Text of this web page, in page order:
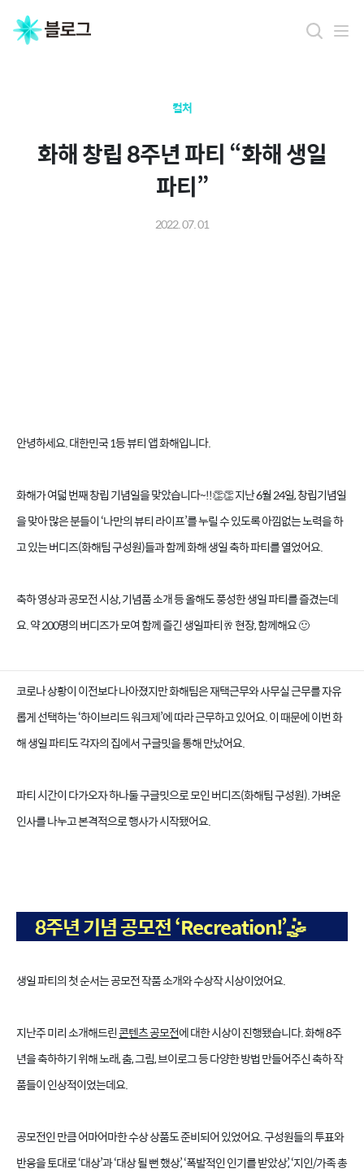
컬처
화해 창립 8주년 파티 “화해 생일
파티”
2022. 07. 01
안녕하세요. 대한민국 1등 뷰티 앱 화해입니다.
화해가 여덟 번째 창립 기념일을 맞았습니다~!!👏👏 지난 6월 24일, 창립기념일
을 맞아 많은 분들이 ‘나만의 뷰티 라이프’를 누릴 수 있도록 아낌없는 노력을 하
고 있는 버디즈(화해팀 구성원)들과 함께 화해 생일 축하 파티를 열었어요.
축하 영상과 공모전 시상, 기념품 소개 등 올해도 풍성한 생일 파티를 즐겼는데
요. 약 200명의 버디즈가 모여 함께 즐긴 생일파티🥂 현장, 함께해요 🙂
코로나 상황이 이전보다 나아졌지만 화해팀은 재택근무와 사무실 근무를 자유
롭게 선택하는 ‘하이브리드 워크제’에 따라 근무하고 있어요. 이 때문에 이번 화
해 생일 파티도 각자의 집에서 구글밋을 통해 만났어요.
파티 시간이 다가오자 하나둘 구글밋으로 모인 버디즈(화해팀 구성원). 가벼운
인사를 나누고 본격적으로 행사가 시작됐어요.
8주년 기념 공모전 ‘Recreation!’🤹
생일 파티의 첫 순서는 공모전 작품 소개와 수상작 시상이었어요.
지난주 미리 소개해드린콘텐츠 공모전에 대한 시상이 진행됐습니다. 화해 8주
년을 축하하기 위해 노래, 춤, 그림, 브이로그 등 다양한 방법 만들어주신 축하 작
품들이 인상적이었는데요.
공모전인 만큼 어마어마한 수상 상품도 준비되어 있었어요. 구성원들의 투표와
반응을 토대로 ‘대상’과 ‘대상 될 뻔 했상’, ‘폭발적인 인기를 받았상’, ‘지인/가족 총